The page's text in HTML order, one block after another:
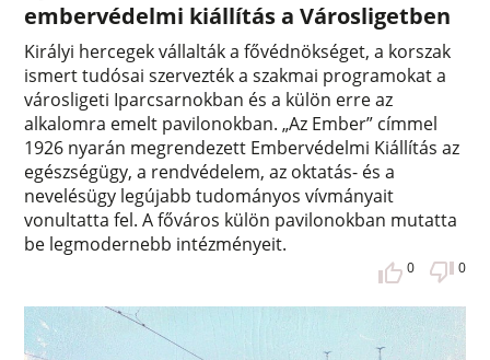
embervédelmi kiállítás a Városligetben
Királyi hercegek vállalták a fővédnökséget, a korszak
ismert tudósai szervezték a szakmai programokat a
városligeti Iparcsarnokban és a külön erre az
alkalomra emelt pavilonokban. „Az Ember” címmel
1926 nyarán megrendezett Embervédelmi Kiállítás az
egészségügy, a rendvédelem, az oktatás- és a
nevelésügy legújabb tudományos vívmányait
vonultatta fel. A főváros külön pavilonokban mutatta
be legmodernebb intézményeit.
0 0